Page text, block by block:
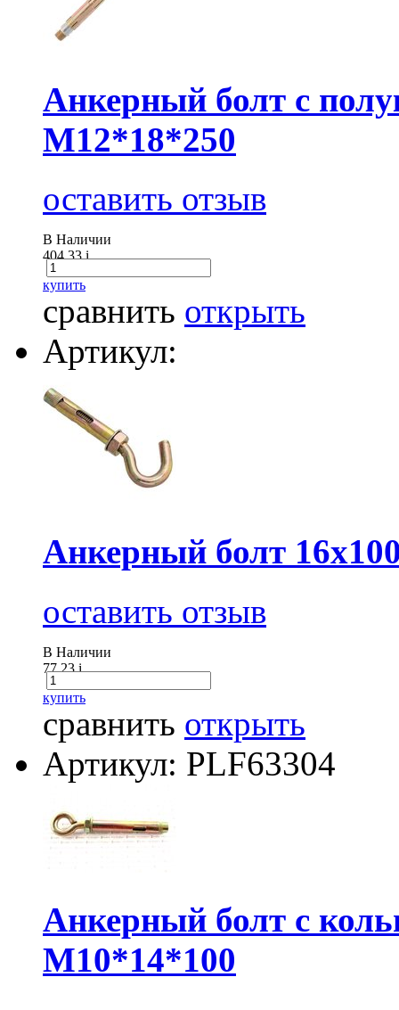
Анкерный болт с
М12*18*250
оставить отзыв
В Наличии
404.33i
купить
сравнить открыть
Артикул:
Анкерный болт
оставить отзыв
В Наличии
77.23i
купить
сравнить открыть
Артикул: PLF63304
Анкерный болт с
М10*14*100